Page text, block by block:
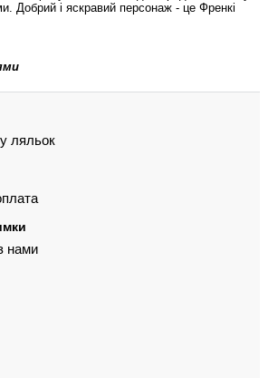
Добрий і яскравий персонаж - це Френкі
ляльок
нами